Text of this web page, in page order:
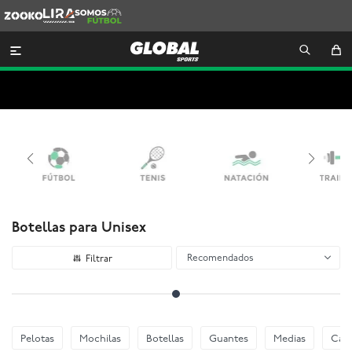
Lira
Somos
Futbol

Botellas para Unisex
Recomendados
Pelotas Mochilas Botellas Guantes Medias